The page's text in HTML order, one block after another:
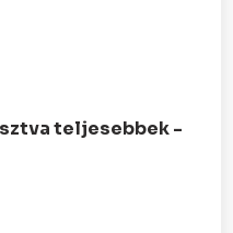
teljesebbek -